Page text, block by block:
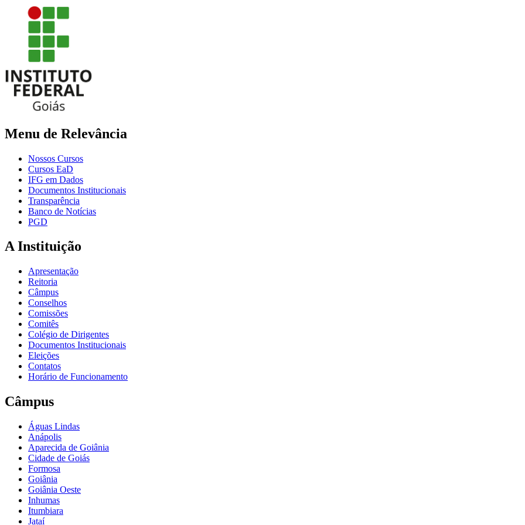
Menu de Relevância
Nossos Cursos
Cursos EaD
IFG em Dados
Documentos Institucionais
Transparência
Banco de Notícias
PGD
A Instituição
Apresentação
Reitoria
Câmpus
Conselhos
Comissões
Comitês
Colégio de Dirigentes
Documentos Institucionais
Eleições
Contatos
Horário de Funcionamento
Câmpus
Águas Lindas
Anápolis
Aparecida de Goiânia
Cidade de Goiás
Formosa
Goiânia
Goiânia Oeste
Inhumas
Itumbiara
Jataí